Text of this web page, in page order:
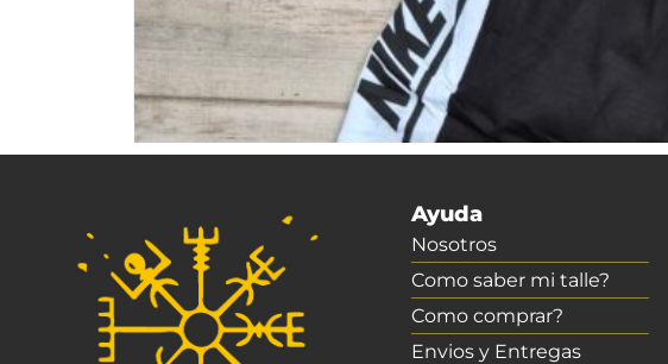
Ayuda
Nosotros
Como saber mi talle?
Como comprar?
Envios y Entregas